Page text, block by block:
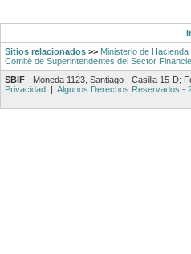
Sitios relacionados >> Ministerio de Hacienda
Comité de Superintendentes del Sector
SBIF - Moneda 1123, Santiago - Casilla 15-D;
Privacidad | Algunos Derechos Reservados -